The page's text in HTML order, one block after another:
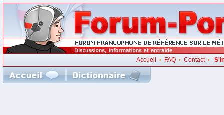
Accueil • FAQ •Contact•